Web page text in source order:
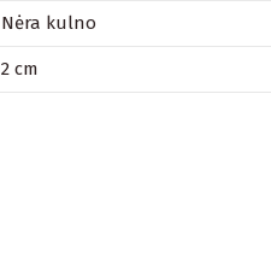
Nėra kulno
2 cm